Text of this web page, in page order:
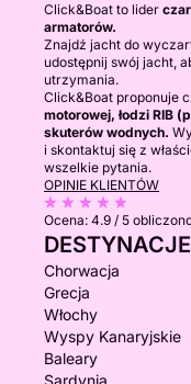
Click&Boat to lider
armatorów.
Znajdź jacht do
udostępnij swój jacht,
utrzymania.
Click&Boat proponuje
motorowej, łodzi RIB
skuterów wodnych.
i skontaktuj się z
wszelkie pytania.
OPINIE KLIENTÓW
Ocena: 4.9 / 5
DESTYNACJE
Chorwacja
Grecja
Włochy
Wyspy Kanaryjskie
Baleary
Sardynia